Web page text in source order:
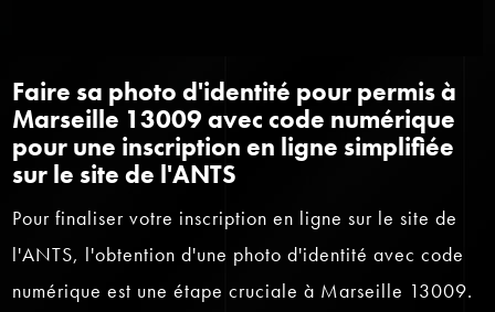
Faire sa photo d'identité pour permis à
Marseille 13009 avec code numérique
pour une inscription en ligne simplifiée
sur le site de l'ANTS
Pour finaliser votre inscription en ligne sur le site de
l'ANTS, l'obtention d'une photo d'identité avec code
numérique est une étape cruciale à Marseille 13009.